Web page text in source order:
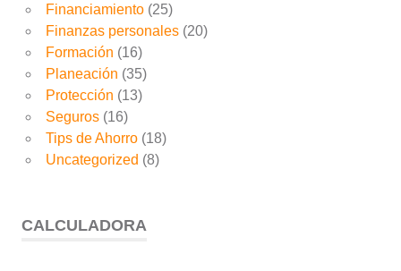
Financiamiento(25)
Finanzas personales(20)
Formación (16)
Planeación (35)
Protección (13)
Seguros(16)
Tips de Ahorro(18)
Uncategorized (8)
CALCULADORA